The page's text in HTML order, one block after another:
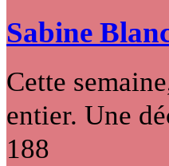
Sabine
Cette
entier. Une
188